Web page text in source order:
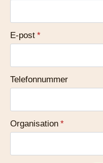
E-post *
Telefonnummer
Organisation *